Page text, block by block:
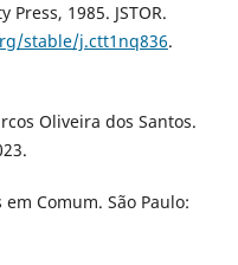
Press, 1985. JSTOR.
stable/j.ctt1nq836.
Oliveira dos Santos.
em Comum. São Paulo: